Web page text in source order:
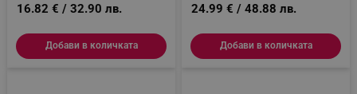
16.82 € / 32.90 лв.
Добави в количката
24.99 € / 48.88 лв.
Добави в количката